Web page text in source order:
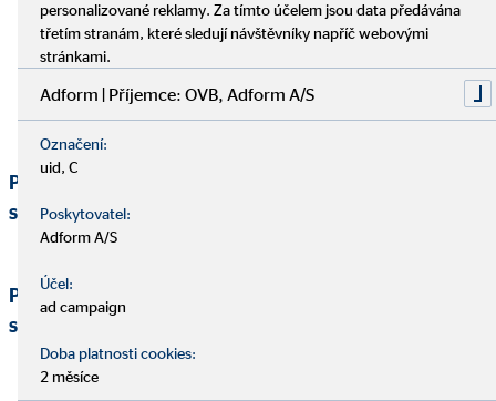
Působíme v 16 zemích a spojujeme místní know-how
s mezinárodní silou.
Působíme v 16 zemích a spojujeme místní know-how
s mezinárodní silou.
personalizované reklamy. Za tímto účelem jsou data předávána
třetím stranám, které sledují návštěvníky napříč webovými
stránkami.
Adform | Příjemce: OVB, Adform A/S
Označení:
uid, C
Poskytovatel:
Adform A/S
Účel:
ad campaign
Doba platnosti cookies:
2 měsíce